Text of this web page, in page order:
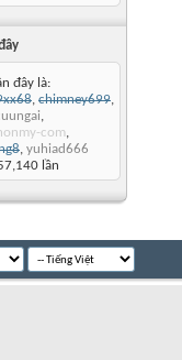
đây là:
, chimney699,
,
com,
, yuhiad666
lần